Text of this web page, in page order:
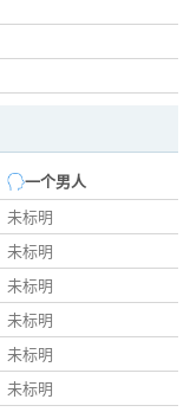
一个男人
未标明
未标明
未标明
未标明
未标明
未标明